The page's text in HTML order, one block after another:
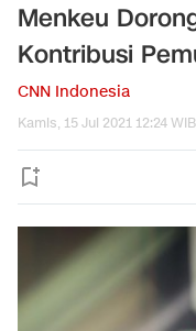
Menkeu
Kontribusi
CNN Indonesia
Kamis, 15 Jul 2021 12:24 WIB